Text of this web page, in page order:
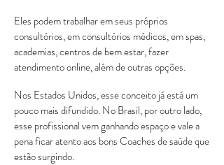
Eles podem trabalhar em seus próprios
consultórios, em consultórios médicos, em spas,
academias, centros de bem estar, fazer
atendimento online, além de outras opções.
Nos Estados Unidos, esse conceito já está um
pouco mais difundido. No Brasil, por outro lado,
esse profissional vem ganhando espaço e vale a
pena ficar atento aos bons Coaches de saúde que
estão surgindo.